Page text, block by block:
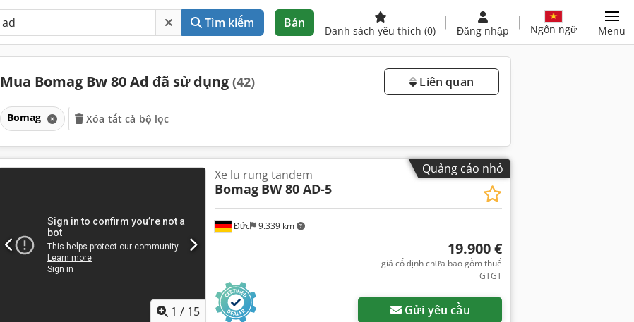
Tìm kiếm Bán
Danh sách yêu thích (0) Đăng nhập Ngôn ngữ Menu
Mua Bomag Bw 80 Ad đã sử dụng (42) Liên quan
Bomag Xóa tất cả bộ lọc
Quảng cáo nhỏ
1 / 15
Đức 9.339 km
Xe lu rung tandem
Bomag BW 80 AD-5
19.900 €
giá cố định chưa bao gồm thuế
GTGT
Gửi yêu cầu